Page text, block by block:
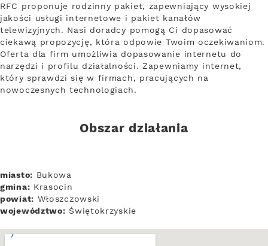
RFC proponuje rodzinny pakiet, zapewniający wysokiej
jakości usługi internetowe i pakiet kanałów
telewizyjnych. Nasi doradcy pomogą Ci dopasować
ciekawą propozycję, która odpowie Twoim oczekiwaniom.
Oferta dla firm umożliwia dopasowanie internetu do
narzędzi i profilu działalności. Zapewniamy internet,
który sprawdzi się w firmach, pracujących na
nowoczesnych technologiach.
Obszar działania
miasto: Bukowa
gmina: Krasocin
powiat: Włoszczowski
województwo: Świętokrzyskie